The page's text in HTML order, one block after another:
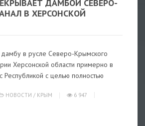
ДАМБОЙ СЕВЕРО-
В ХЕРСОНСКОЙ
дамбу в русле Северо-Крымского
Херсонской области примерно в
Республикой с целью полностью
НОВОСТИ / КРЫМ
6 947